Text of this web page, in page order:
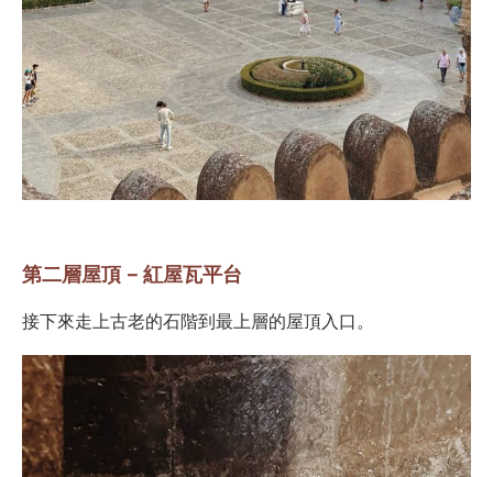
第二層屋頂 – 紅屋瓦平台
接下來走上古老的石階到最上層的屋頂入口。